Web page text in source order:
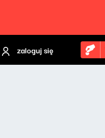
zaloguj się